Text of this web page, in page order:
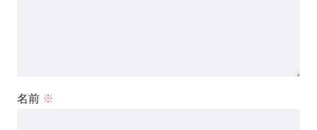
名前 ※